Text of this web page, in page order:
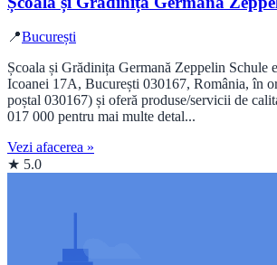
📍București
Școala și Grădinița Germană Zeppelin Schule
Icoanei 17A, București 030167, România, în
poștal 030167) și oferă produse/servicii de
017 000 pentru mai multe detal...
Vezi afacerea »
★ 5.0